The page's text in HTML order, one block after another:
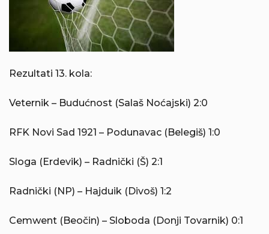
Rezultati 13. kola:
Veternik – Budućnost (Salaš Noćajski) 2:0
RFK Novi Sad 1921 – Podunavac (Belegiš) 1:0
Sloga (Erdevik) – Radnički (Š) 2:1
Radnički (NP) – Hajduik (Divoš) 1:2
Cemwent (Beočin) – Sloboda (Donji Tovarnik) 0:1